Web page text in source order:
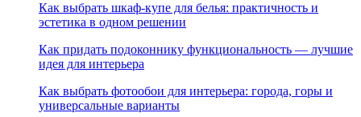
Как выбрать шкаф-купе для белья: практичность и
эстетика в одном решении
Как придать подоконнику функциональность — лучшие
идея для интерьера
Как выбрать фотообои для интерьера: города, горы и
универсальные варианты